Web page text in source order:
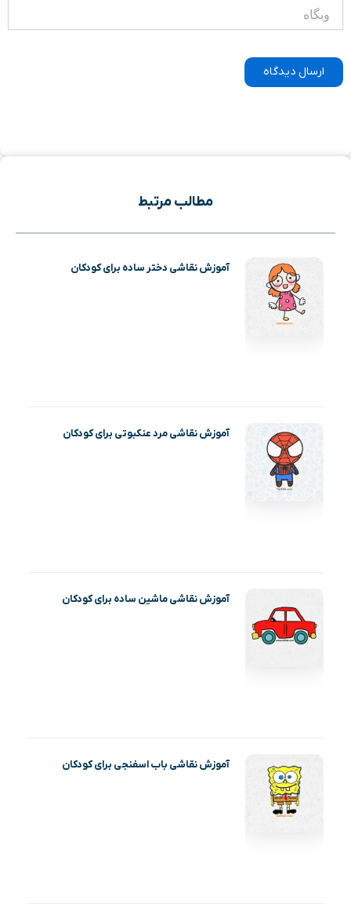
مطالب مرتبط
آموزش نقاشی دختر ساده برای کودکان
آموزش نقاشی مرد عنکبوتی برای کودکان
آموزش نقاشی ماشین ساده برای کودکان
آموزش نقاشی باب اسفنجی برای کودکان